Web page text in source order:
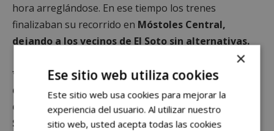
hora arreglándose. En ese tiempo los trenes
finalizaban su recorrido en Móstoles Central,
dejando a los vecinos de El Soto sin alternativas.
*Queda terminantemente prohibido el uso o
distribución sin previo consentimiento del texto o
de las imágenes que aparecen en este artículo.
Suscríbete gratis al
×
Ese sitio web utiliza cookies
Este sitio web usa cookies para mejorar la
experiencia del usuario. Al utilizar nuestro
sitio web, usted acepta todas las cookies